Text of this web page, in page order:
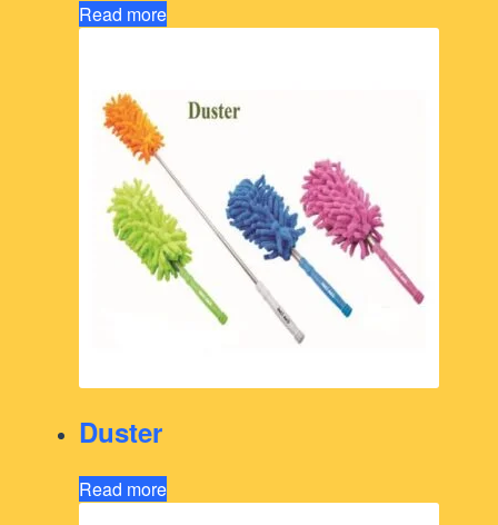
Read more
Duster
Read more